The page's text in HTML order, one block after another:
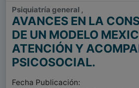
Psiquiatría general ,
AVANCES EN LA
DE UN MODELO
ATENCIÓN Y
PSICOSOCIAL.
Fecha Publicación: